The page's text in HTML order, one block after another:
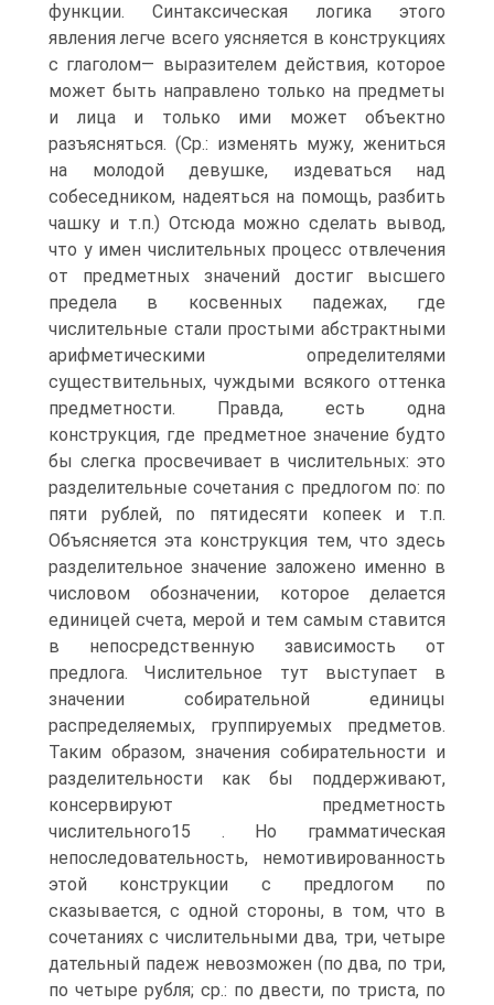
функции. Синтаксическая логика этого
явления легче всего уясняется в конструкциях
с глаголом— выразителем действия, которое
может быть направлено только на предметы
и лица и только ими может объектно
разъясняться. (Ср.: изменять мужу, жениться
на молодой девушке, издеваться над
собеседником, надеяться на помощь, разбить
чашку и т.п.) Отсюда можно сделать вывод,
что у имен числительных процесс отвлечения
от предметных значений достиг высшего
предела в косвенных падежах, где
числительные стали простыми абстрактными
арифметическими определителями
существительных, чуждыми всякого оттенка
предметности. Правда, есть одна
конструкция, где предметное значение будто
бы слегка просвечивает в числительных: это
разделительные сочетания с предлогом по: по
пяти рублей, по пятидесяти копеек и т.п.
Объясняется эта конструкция тем, что здесь
разделительное значение заложено именно в
числовом обозначении, которое делается
единицей счета, мерой и тем самым ставится
в непосредственную зависимость от
предлога. Числительное тут выступает в
значении собирательной единицы
распределяемых, группируемых предметов.
Таким образом, значения собирательности и
разделительности как бы поддерживают,
консервируют предметность
числительного15 . Но грамматическая
непоследовательность, немотивированность
этой конструкции с предлогом по
сказывается, с одной стороны, в том, что в
сочетаниях с числительными два, три, четыре
дательный падеж невозможен (по два, по три,
по четыре рубля; ср.: по двести, по триста, по